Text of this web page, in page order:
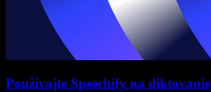
Používajte Speechify na